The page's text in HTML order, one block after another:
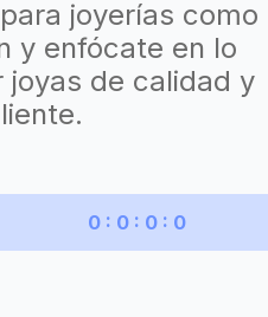
joyerías como
y enfócate en lo
de calidad y
0 : 0 : 0 : 0